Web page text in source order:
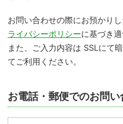
お問い合わせの際にお預かり
ライバシーポリシーに基づき
また、ご入力内容は SSLにて
てご利用ください。
お電話・郵便でのお問い